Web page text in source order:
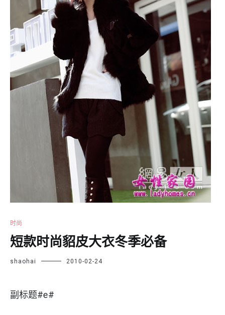
时尚
短款时尚貂皮大衣冬季必备
shaohai 2010-02-24
副标题#e#